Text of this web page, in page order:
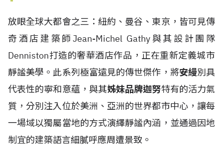
放眼全球大都會之三：紐約、曼谷、東京，皆可見傳
奇酒店建築師Jean-Michel Gathy與其設計團隊
Denniston打造的奢華酒店作品，正在重新定義城市
靜謐美學。此系列極富遠見的傳世傑作，將安縵別具
代表性的寧和意蘊，與其姊妹品牌迦努特有的活力氣
質，分別注入位於美洲、亞洲的世界都市中心，讓每
一場域以獨屬當地的方式演繹靜謐內涵，並通過因地
制宜的建築語言細膩呼應周遭景致。